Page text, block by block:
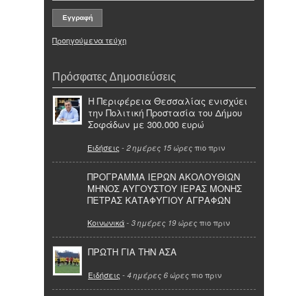
Προηγούμενα τεύχη
Πρόσφατες Δημοσιεύσεις
Η Περιφέρεια Θεσσαλίας ενισχύει
την Πολιτική Προστασία του Δήμου
Σοφάδων με 300.000 ευρώ
Ειδήσεις - 2 ημέρες 15 ώρες πιο πριν
ΠΡΟΓΡΑΜΜΑ ΙΕΡΩΝ ΑΚΟΛΟΥΘΙΩΝ
ΜΗΝΟΣ ΑΥΓΟΥΣΤΟΥ ΙΕΡΑΣ ΜΟΝΗΣ
ΠΕΤΡΑΣ ΚΑΤΑΦΥΓΙΟΥ ΑΓΡΑΦΩΝ
Κοινωνικά- 3 ημέρες 19 ώρες πιο πριν
ΠΡΩΤΗ ΓΙΑ ΤΗΝ ΑΣΑ
Ειδήσεις - 4 ημέρες 6 ώρες πιο πριν